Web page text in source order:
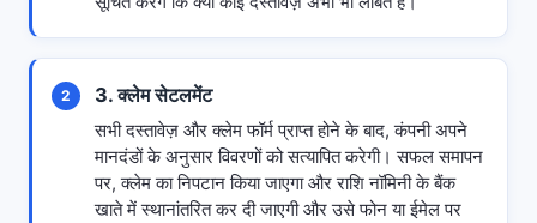
2 3. क्लेम सेटलमेंट
सभी दस्तावेज़ और क्लेम फॉर्म प्राप्त होने के बाद, कंपनी अपने
मानदंडों के अनुसार विवरणों को सत्यापित करेगी। सफल समापन
पर, क्लेम का निपटान किया जाएगा और राशि नॉमिनी के बैंक
खाते में स्थानांतरित कर दी जाएगी और उसे फोन या ईमेल पर